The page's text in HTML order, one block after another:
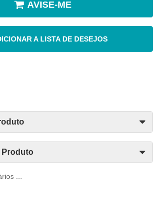
AVISE-ME
A LISTA DE DESEJOS
Produto
...